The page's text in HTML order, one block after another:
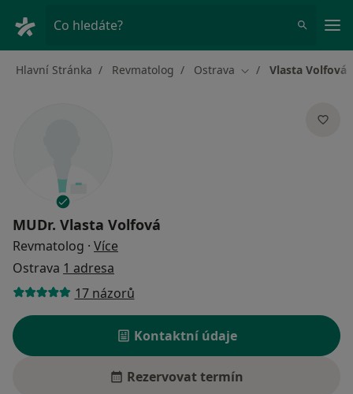
Co hledáte?
Hlavní Stránka Revmatolog Ostrava Změna města
Vlasta Volfová
MUDr. Vlasta Volfová
Revmatolog · Více
Ostrava 1 adresa
17 názorů
Kontaktní údaje
Rezervovat termín